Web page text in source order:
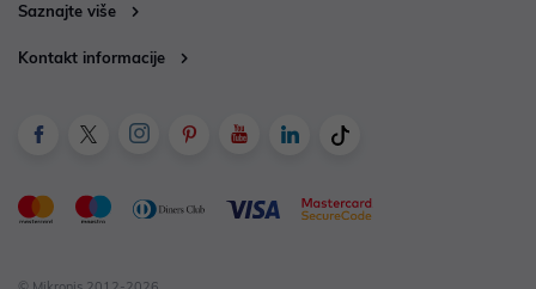
Saznajte više
Kontakt informacije